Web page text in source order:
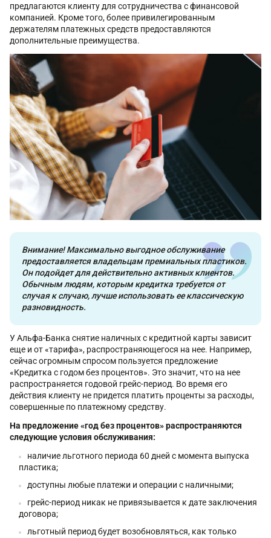
предлагаются клиенту для сотрудничества с финансовой
компанией. Кроме того, более привилегированным
держателям платежных средств предоставляются
дополнительные преимущества.
Внимание! Максимально выгодное обслуживание
предоставляется владельцам премиальных пластиков.
Он подойдет для действительно активных клиентов.
Обычным людям, которым кредитка требуется от
случая к случаю, лучше использовать ее классическую
разновидность.
У Альфа-Банка снятие наличных с кредитной карты зависит
еще и от «тарифа», распространяющегося на нее. Например,
сейчас огромным спросом пользуется предложение
«Кредитка с годом без процентов». Это значит, что на нее
распространяется годовой грейс-период. Во время его
действия клиенту не придется платить проценты за расходы,
совершенные по платежному средству.
На предложение «год без процентов» распространяются
следующие условия обслуживания:
наличие льготного периода 60 дней с момента выпуска
пластика;
доступны любые платежи и операции с наличными;
грейс-период никак не привязывается к дате заключения
договора;
льготный период будет возобновляться, как только